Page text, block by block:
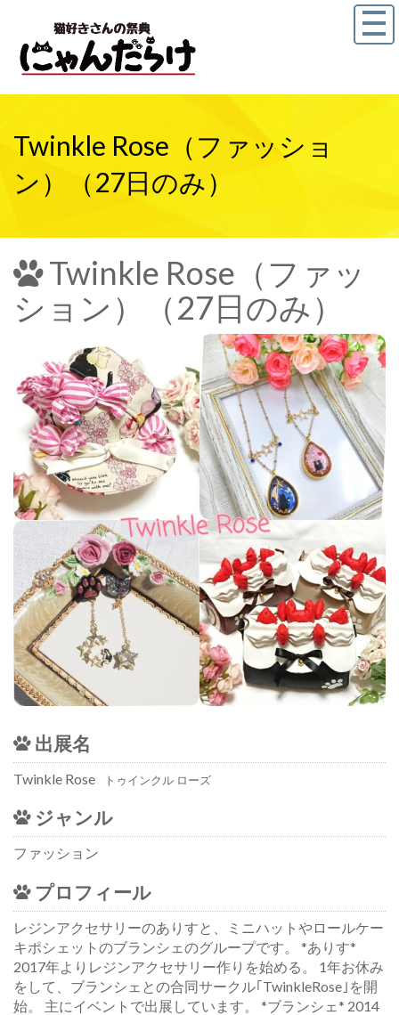
Twinkle Rose（ファッショ
ン）（27日のみ）
Twinkle Rose（ファッ
ション）（27日のみ）
出展名
Twinkle Rose トゥインクル ローズ
ジャンル
ファッション
プロフィール
レジンアクセサリーのありすと、ミニハットやロールケー
キポシェットのブランシェのグループです。 *ありす*
2017年よりレジンアクセサリー作りを始める。 1年お休み
をして、ブランシェとの合同サークル｢TwinkleRose｣を開
始。 主にイベントで出展しています。 *ブランシェ* 2014